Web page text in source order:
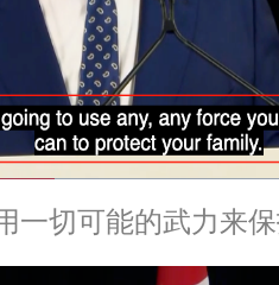
一切可能的武力来